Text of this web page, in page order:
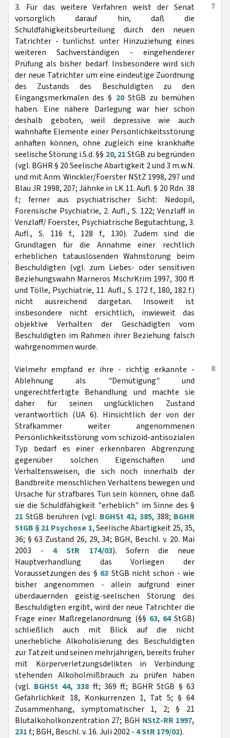
7
3. Für das weitere Verfahren weist der Senat
vorsorglich darauf hin, daß die
Schuldfähigkeitsbeurteilung durch den neuen
Tatrichter - tunlichst unter Hinzuziehung eines
weiteren Sachverständigen - eingehenderer
Prüfung als bisher bedarf. Insbesondere wird sich
der neue Tatrichter um eine eindeutige Zuordnung
des Zustands des Beschuldigten zu den
Eingangsmerkmalen des § 20StGB zu bemühen
haben. Eine nähere Darlegung war hier schon
deshalb geboten, weil depressive wie auch
wahnhafte Elemente einer Persönlichkeitsstörung
anhaften können, ohne zugleich eine krankhafte
seelische Störung i.S.d. §§ 20, 21StGB zu begründen
(vgl. BGHR § 20 Seelische Abartigkeit 2 und 3 m.w.N.
und mit Anm. Winckler/Foerster NStZ 1998, 297 und
Blau JR 1998, 207; Jähnke in LK 11. Aufl. § 20 Rdn. 38
f.; ferner aus psychiatrischer Sicht: Nedopil,
Forensische Psychiatrie, 2. Aufl., S. 122; Venzlaff in
Venzlaff/ Foerster, Psychiatrische Begutachtung, 3.
Aufl., S. 116 f., 128 f., 130). Zudem sind die
Grundlagen für die Annahme einer rechtlich
erheblichen tatauslösenden Wahnstörung beim
Beschuldigten (vgl. zum Liebes- oder sensitiven
Beziehungswahn Marneros MschrKrim 1997, 300 ff.
und Tölle, Psychiatrie, 11. Aufl., S. 172 f., 180, 182 f.)
nicht ausreichend dargetan. Insoweit ist
insbesondere nicht ersichtlich, inwieweit das
objektive Verhalten der Geschädigten vom
Beschuldigten im Rahmen ihrer Beziehung falsch
wahrgenommen wurde.
8
Vielmehr empfand er ihre - richtig erkannte -
Ablehnung als "Demütigung" und
ungerechtfertigte Behandlung und machte sie
daher für seinen unglücklichen Zustand
verantwortlich (UA 6). Hinsichtlich der von der
Strafkammer weiter angenommenen
Persönlichkeitsstörung vom schizoid-antisozialen
Typ bedarf es einer erkennbaren Abgrenzung
gegenüber solchen Eigenschaften und
Verhaltensweisen, die sich noch innerhalb der
Bandbreite menschlichen Verhaltens bewegen und
Ursache für strafbares Tun sein können, ohne daß
sie die Schuldfähigkeit "erheblich" im Sinne des §
21 StGB berühren (vgl. BGHSt 42, 385, 388; BGHR
StGB § 21 Psychose 1, Seelische Abartigkeit 25, 35,
36; § 63 Zustand 26, 29, 34; BGH, Beschl. v. 20. Mai
2003 -4 StR 174/03). Sofern die neue
Hauptverhandlung das Vorliegen der
Voraussetzungen des § 63 StGB nicht schon - wie
bisher angenommen - allein aufgrund einer
überdauernden geistig-seelischen Störung des
Beschuldigten ergibt, wird der neue Tatrichter die
Frage einer Maßregelanordnung (§§ 63, 64StGB)
schließlich auch mit Blick auf die nicht
unerhebliche Alkoholisierung des Beschuldigten
zur Tatzeit und seinen mehrjährigen, bereits früher
mit Körperverletzungsdelikten in Verbindung
stehenden Alkoholmißbrauch zu prüfen haben
(vgl. BGHSt 44, 338 ff.; 369 ff.; BGHR StGB § 63
Gefährlichkeit 18, Konkurrenzen 1, Tat 5; § 64
Zusammenhang, symptomatischer 1, 2; § 21
Blutalkoholkonzentration 27; BGH NStZ-RR 1997,
231f.; BGH, Beschl. v. 16. Juli 2002 -4 StR 179/02).